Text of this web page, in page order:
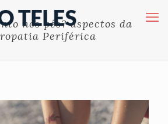
nos pés? aspectos da
Periférica